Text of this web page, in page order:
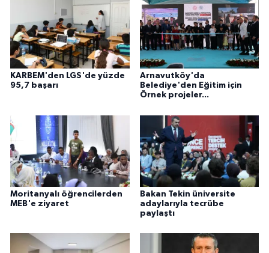
KARBEM'den LGS'de yüzde
95,7 başarı
Arnavutköy'da
Belediye'den Eğitim için
Örnek projeler...
Moritanyalı öğrencilerden
MEB'e ziyaret
Bakan Tekin üniversite
adaylarıyla tecrübe
paylaştı